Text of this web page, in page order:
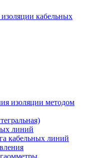
кабельных
изоляции методом
линий
кабельных линий